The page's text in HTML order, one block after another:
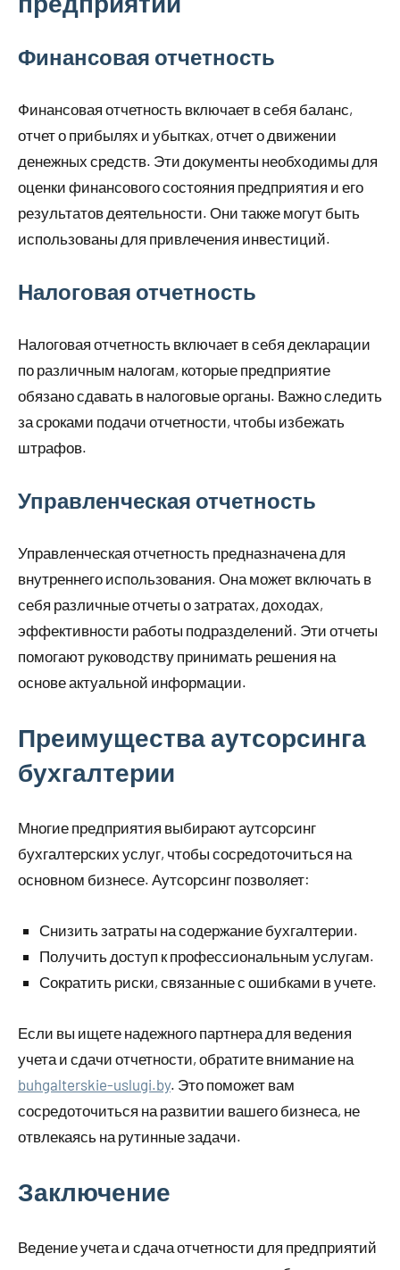
Финансовая отчетность
Финансовая отчетность включает в себя баланс,
отчет о прибылях и убытках, отчет о движении
денежных средств. Эти документы необходимы для
оценки финансового состояния предприятия и его
результатов деятельности. Они также могут быть
использованы для привлечения инвестиций.
Налоговая отчетность
Налоговая отчетность включает в себя декларации
по различным налогам, которые предприятие
обязано сдавать в налоговые органы. Важно следить
за сроками подачи отчетности, чтобы избежать
штрафов.
Управленческая отчетность
Управленческая отчетность предназначена для
внутреннего использования. Она может включать в
себя различные отчеты о затратах, доходах,
эффективности работы подразделений. Эти отчеты
помогают руководству принимать решения на
основе актуальной информации.
Преимущества аутсорсинга
бухгалтерии
Многие предприятия выбирают аутсорсинг
бухгалтерских услуг, чтобы сосредоточиться на
основном бизнесе. Аутсорсинг позволяет:
Снизить затраты на содержание бухгалтерии.
Получить доступ к профессиональным услугам.
Сократить риски, связанные с ошибками в учете.
Если вы ищете надежного партнера для ведения
учета и сдачи отчетности, обратите внимание на
buhgalterskie-uslugi.by. Это поможет вам
сосредоточиться на развитии вашего бизнеса, не
отвлекаясь на рутинные задачи.
Заключение
Ведение учета и сдача отчетности для предприятий